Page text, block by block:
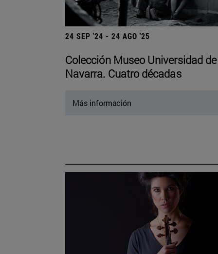
24 SEP '24 - 24 AGO '25
Colección Museo Universidad de
Navarra. Cuatro décadas
Más información